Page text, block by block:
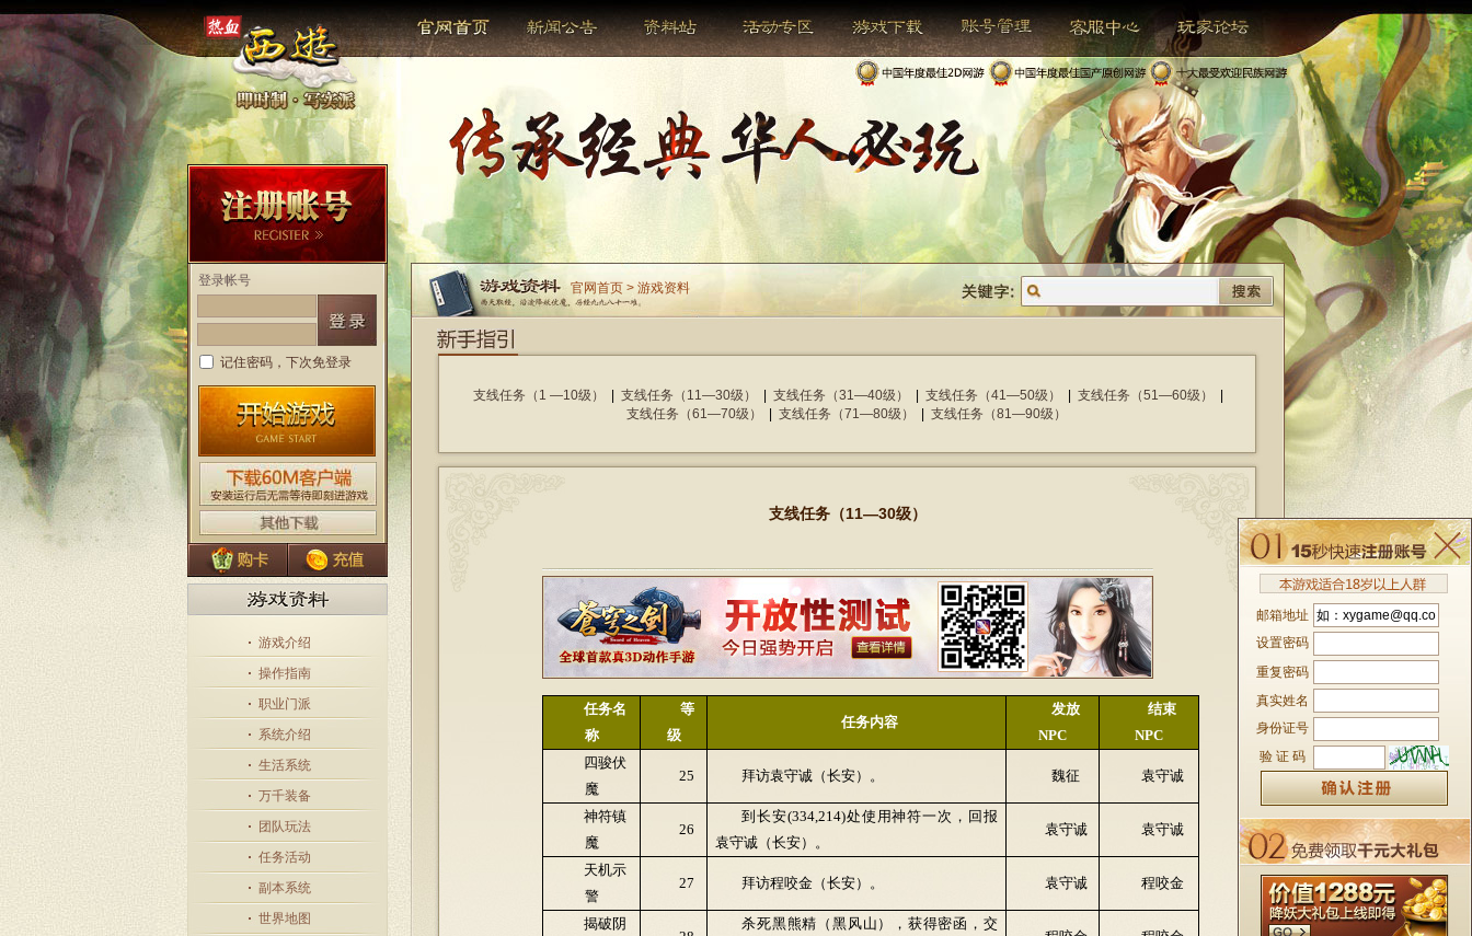
邮箱地址
设置密码
重复密码
真实姓名
身份证号
验 证 码
登录帐号
记住密码，下次免登录
游戏介绍
操作指南
职业门派
系统介绍
生活系统
万千装备
团队玩法
任务活动
副本系统
世界地图
官网首页 > 游戏资料
支线任务（1 —10级） 支线任务（11—30级） 支线任务（31—40级） 支线任务（41—50级） 支线任务（51—60级）
支线任务（61—70级）
支线任务（71—80级） 支线任务（81—90级）
支线任务（11—30级）
任务名
称
等
级
任务内容
发放
NPC
结束
NPC
四骏伏
魔
25 拜访袁守诚（长安）。 魏征 袁守诚
神符镇
魔
26
到长安(334,214)处使用神符一次，回报
袁守诚（长安）。
袁守诚 袁守诚
天机示
警
27 拜访程咬金（长安）。 袁守诚 程咬金
揭破阴
杀死黑熊精（黑风山），获得密函，交